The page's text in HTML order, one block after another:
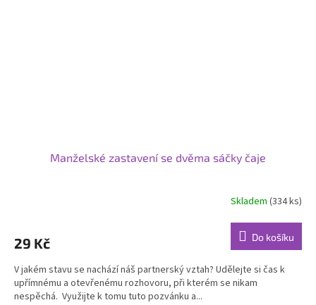
Manželské zastavení se dvěma sáčky čaje
Skladem (334 ks)
29 Kč Do košíku
V jakém stavu se nachází náš partnerský vztah? Udělejte si čas k
upřímnému a otevřenému rozhovoru, při kterém se nikam
nespěchá. Využijte k tomu tuto pozvánku a...